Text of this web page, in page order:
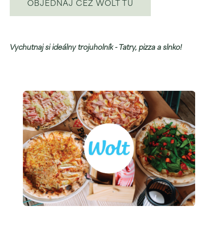
OBJEDNAJ CEZ WOLT TU
Vychutnaj si ideálny trojuholník - Tatry, pizza a slnko!